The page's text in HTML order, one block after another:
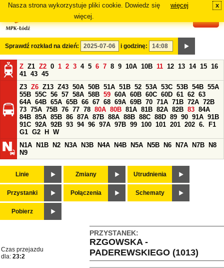
Nasza strona wykorzystuje pliki cookie. Dowiedz się
więcej.
więcej x
Sprawdź rozkład na dzień: i godzinę:
Z Z1 Z2 0 1 2 3 4 5 6 7 8 9 10A 10B 11 12 13 14 15 16
41 43 45
Z3 Z6 Z13 Z43 50A 50B 51A 51B 52 53A 53C 53B 54B 55A
55B 55C 56 57 58A 58B 59 60A 60B 60C 60D 61 62 63
64A 64B 65A 65B 66 67 68 69A 69B 70 71A 71B 72A 72B
73 75A 75B 76 77 78 80A 80B 81A 81B 82A 82B 83 84A
84B 85A 85B 86 87A 87B 88A 88B 88C 88D 89 90 91A 91B
91C 92A 92B 93 94 96 97A 97B 99 100 101 201 202 6.
F1
G1 G2 H
W
N1A
N1B N2 N3A N3B N4A N4B N5A N5B N6 N7A N7B
N8
N9
Linie Zmiany Utrudnienia
Przystanki Połączenia Schematy
Pobierz
PRZYSTANEK:
RZGOWSKA -
PADEREWSKIEGO (1013)
Czas przejazdu
dla: 23:2